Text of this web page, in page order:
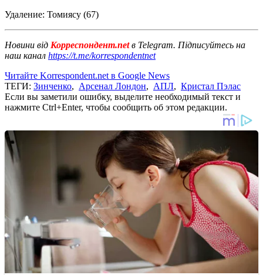
Удаление: Томиясу (67)
Новини від Корреспондент.netв Telegram. Підписуйтесь на
наш канал https://t.me/korrespondentnet
Читайте Korrespondent.net в Google News
ТЕГИ: Зинченко, Арсенал Лондон, АПЛ, Кристал Пэлас
Если вы заметили ошибку, выделите необходимый текст и
нажмите Ctrl+Enter, чтобы сообщить об этом редакции.